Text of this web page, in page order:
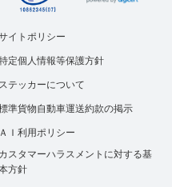
イトポリシー
定個人情報等保護方針
ステッカーについて
準貨物自動車運送約款の掲示
ＡＩ利用ポリシー
カスタマーハラスメントに対する基
方針